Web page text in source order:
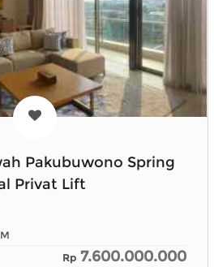
Pakubuwono Spring
Privat Lift
Rp 7.600.000.000